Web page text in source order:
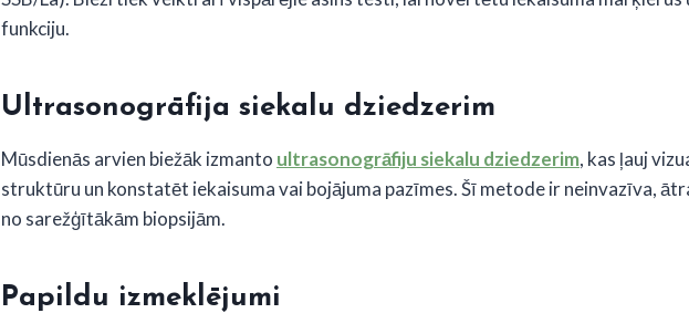
funkciju.
Ultrasonogrāfija siekalu dziedzerim
Mūsdienās arvien biežāk izmanto ultrasonogrāfiju siekalu dziedzerim, kas ļauj
struktūru un konstatēt iekaisuma vai bojājuma pazīmes. Šī metode ir neinvazīva,
no sarežģītākām biopsijām.
Papildu izmeklējumi